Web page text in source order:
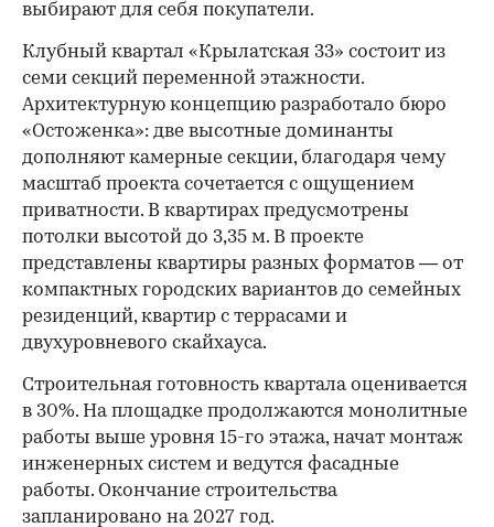
выбирают для себя покупатели.
Клубный квартал «Крылатская 33» состоит из
семи секций переменной этажности.
Архитектурную концепцию разработало бюро
«Остоженка»: две высотные доминанты
дополняют камерные секции, благодаря чему
масштаб проекта сочетается с ощущением
приватности. В квартирах предусмотрены
потолки высотой до 3,35 м. В проекте
представлены квартиры разных форматов — от
компактных городских вариантов до семейных
резиденций, квартир с террасами и
двухуровневого скайхауса.
Строительная готовность квартала оценивается
в 30%. На площадке продолжаются монолитные
работы выше уровня 15-го этажа, начат монтаж
инженерных систем и ведутся фасадные
работы. Окончание строительства
запланировано на 2027 год.